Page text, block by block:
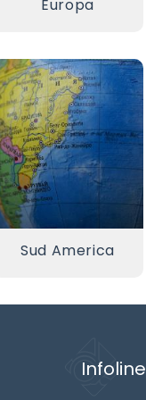
Europa
Sud America
Infoline